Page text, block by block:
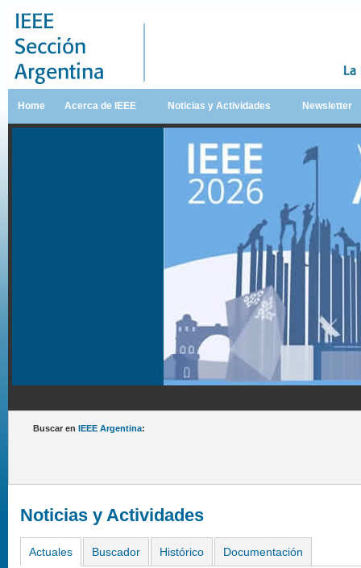
Home Acerca de IEEE Noticias y Actividades Newsletter
Buscar en IEEE Argentina:
Noticias y Actividades
Actuales Buscador Histórico Documentación